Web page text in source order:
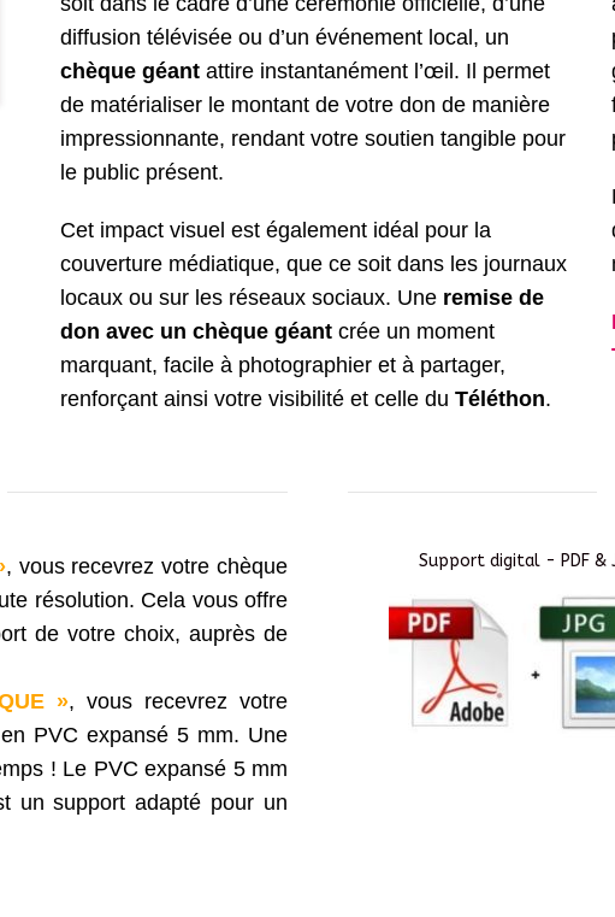
diffusion télévisée ou d’un événement local, un
chèque géant attire instantanément l’œil. Il permet
de matérialiser le montant de votre don de manière
impressionnante, rendant votre soutien tangible pour
le public présent.
Cet impact visuel est également idéal pour la
couverture médiatique, que ce soit dans les journaux
locaux ou sur les réseaux sociaux. Une remise de
don avec un chèque géant crée un moment
marquant, facile à photographier et à partager,
renforçant ainsi votre visibilité et celle du Téléthon.
, vous recevrez votre chèque
résolution. Cela vous offre
de votre choix, auprès de
», vous recevrez votre
PVC expansé 5 mm. Une
! Le PVC expansé 5 mm
un support adapté pour un
Support digital - PDF &